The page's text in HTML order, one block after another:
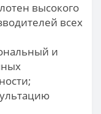
высокого
всех
и